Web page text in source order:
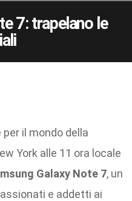
7: trapelano le
il mondo della
York alle 11 ora locale
Galaxy Note 7, un
e addetti ai